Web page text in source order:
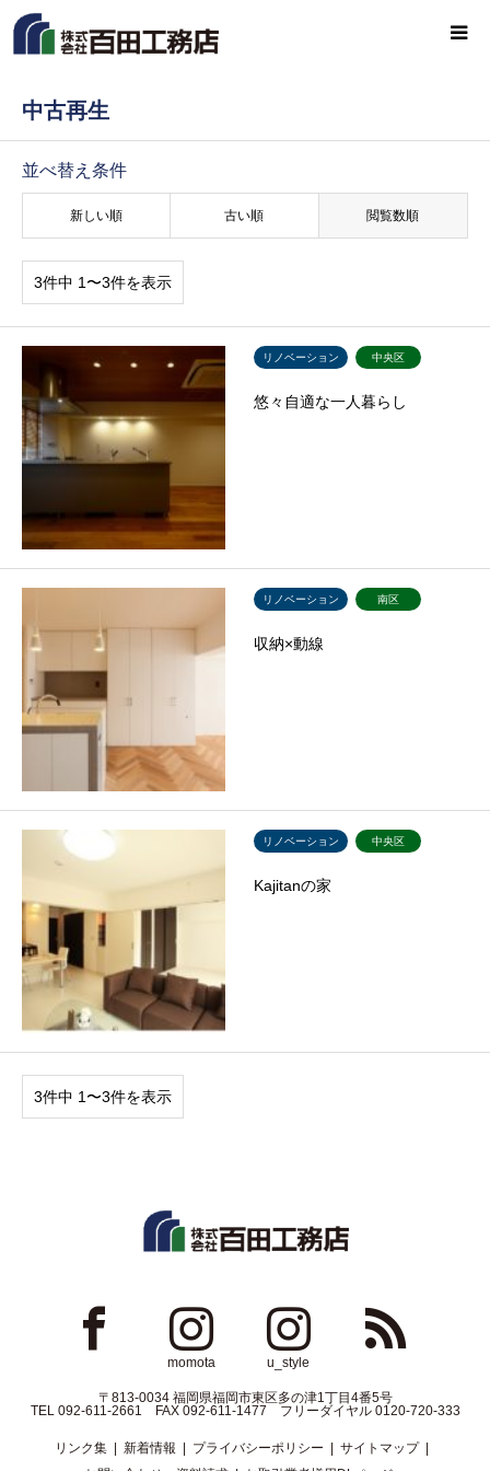
中古再生
並べ替え条件
新しい順 古い順 閲覧数順
3件中 1〜3件を表示
リノベーション 中央区
悠々自適な一人暮らし
リノベーション 南区
収納×動線
リノベーション 中央区
Kajitanの家
3件中 1〜3件を表示
Instagram
momota
Instagram
u_style
RSS
〒813-0034 福岡県福岡市東区多の津1丁目4番5号
TEL 092-611-2661 FAX 092-611-1477 フリーダイヤル 0120-720-333
リンク集 新着情報 プライバシーポリシー
サイトマップ